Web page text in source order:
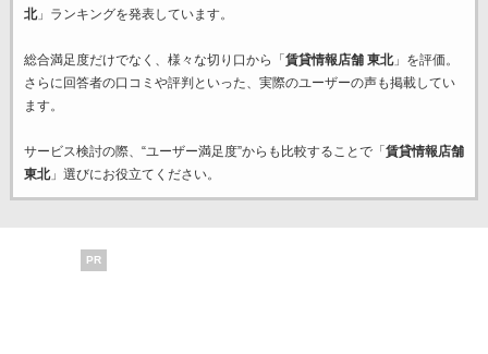
北」ランキングを発表しています。
総合満足度だけでなく、様々な切り口から「 賃貸情報店舗 東北」を評価。
さらに回答者の口コミや評判といった、実際のユーザーの声も掲載してい
ます。
サービス検討の際、“ユーザー満足度”からも比較することで「 賃貸情報店舗
東北」選びにお役立てください。
PR